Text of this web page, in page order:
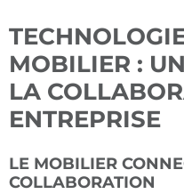
MOBILIER :
LA
ENTREPRISE
LE MOBILIER
COLLABORATION